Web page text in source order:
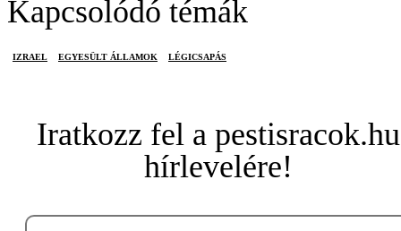
Kapcsolódó témák
IZRAEL EGYESÜLT ÁLLAMOK LÉGICSAPÁS
Iratkozz fel a pestisracok.hu
hírlevelére!